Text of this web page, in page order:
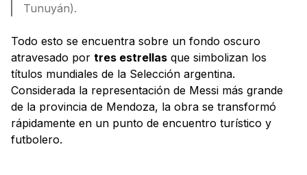
Tunuyán).
Todo esto se encuentra sobre un fondo oscuro
atravesado por tres estrellas que simbolizan los
títulos mundiales de la Selección argentina.
Considerada la representación de Messi más grande
de la provincia de Mendoza, la obra se transformó
rápidamente en un punto de encuentro turístico y
futbolero.